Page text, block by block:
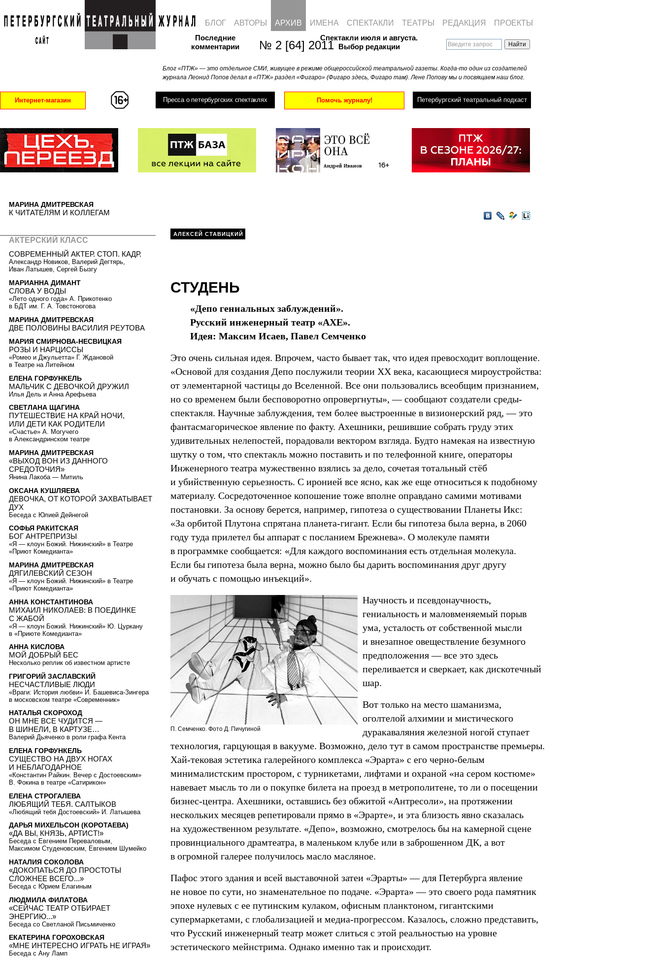
№ 2 [64] 2011
Последние
комментарии
Блог «ПТЖ» — это отдельное СМИ, живущее в режиме общероссийской театральной газеты. Когда-то один из создателей
журнала Леонид Попов делал в «ПТЖ» раздел «Фигаро» (Фигаро здесь, Фигаро там). Лене Попову мы и посвящаем наш блог.
Спектакли июля и августа.
Выбор редакции
Интернет-магазин Пресса о петербургских спектаклях Помочь журналу! Петербургский театральный подкаст
БЛОГ АВТОРЫ АРХИВ ИМЕНА СПЕКТАКЛИ ТЕАТРЫ РЕДАКЦИЯ ПРОЕКТЫ
VKontakte
LiveJournal
Мой
LiveInternet
АЛЕКСЕЙ СТАВИЦКИЙ
СТУДЕНЬ
«Депо гениальных заблуждений».
Русский инженерный театр «АХЕ».
Идея: Максим Исаев, Павел Семченко
Это очень сильная идея. Впрочем, часто бывает так, что идея превосходит воплощение.
«Основой для создания Депо послужили теории XX века, касающиеся мироустройства:
от элементарной частицы до Вселенной. Все они пользовались всеобщим признанием,
но со временем были бесповоротно опровергнуты», — сообщают создатели среды-
спектакля. Научные заблуждения, тем более выстроенные в визионерский ряд, — это
фантасмагорическое явление по факту. Ахешники, решившие собрать груду этих
удивительных нелепостей, порадовали вектором взгляда. Будто намекая на известную
шутку о том, что спектакль можно поставить и по телефонной книге, операторы
Инженерного театра мужественно взялись за дело, сочетая тотальный стёб
и убийственную серьезность. С иронией все ясно, как же еще относиться к подобному
материалу. Сосредоточенное копошение тоже вполне оправдано самими мотивами
постановки. За основу берется, например, гипотеза о существовании Планеты Икс:
«За орбитой Плутона спрятана планета-гигант. Если бы гипотеза была верна, в 2060
году туда прилетел бы аппарат c посланием Брежнева». О молекуле памяти
в программке сообщается: «Для каждого воспоминания есть отдельная молекула.
Если бы гипотеза была верна, можно было бы дарить воспоминания друг другу
и обучать c помощью инъекций».
П. Семченко. Фото Д. Пичугиной
Научность и псевдонаучность,
гениальность и маловменяемый порыв
ума, усталость от собственной мысли
и внезапное овеществление безумного
предположения — все это здесь
переливается и сверкает, как дискотечный
шар.
Вот только на место шаманизма,
оголтелой алхимии и мистического
дуракаваляния железной ногой ступает
технология, гарцующая в вакууме. Возможно, дело тут в самом пространстве премьеры.
Хай-тековая эстетика галерейного комплекса «Эрарта» c его черно-белым
минималистским простором, c турникетами, лифтами и охраной «на сером костюме»
навевает мысль то ли о покупке билета на проезд в метрополитене, то ли о посещении
бизнес-центра. Ахешники, оставшись без обжитой «Антресоли», на протяжении
нескольких месяцев репетировали прямо в «Эрарте», и эта близость явно сказалась
на художественном результате. «Депо», возможно, смотрелось бы на камерной сцене
провинциального драмтеатра, в маленьком клубе или в заброшенном ДК, а вот
в огромной галерее получилось масло масляное.
Пафос этого здания и всей выставочной затеи «Эрарты» — для Петербурга явление
не новое по сути, но знаменательное по подаче. «Эрарта» — это своего рода памятник
эпохе нулевых c ее путинским кулаком, офисным планктоном, гигантскими
супермаркетами, c глобализацией и медиа-прогрессом. Казалось, сложно представить,
что Русский инженерный театр может слиться c этой реальностью на уровне
эстетического мейнстрима. Однако именно так и происходит.
МАРИНА ДМИТРЕВСКАЯ
К ЧИТАТЕЛЯМ И КОЛЛЕГАМ
АКТЕРСКИЙ КЛАСС
СОВРЕМЕННЫЙ АКТЕР. СТОП. КАДР.
Александр Новиков, Валерий Дегтярь,
Иван Латышев, Сергей Бызгу
МАРИАННА ДИМАНТ
СЛОВА У ВОДЫ
«Лето одного года» А. Прикотенко
в БДТ им. Г. А. Товстоногова
МАРИНА ДМИТРЕВСКАЯ
ДВЕ ПОЛОВИНЫ ВАСИЛИЯ РЕУТОВА
МАРИЯ СМИРНОВА-НЕСВИЦКАЯ
РОЗЫ И НАРЦИССЫ
«Ромео и Джульетта» Г. Ждановой
в Театре на Литейном
ЕЛЕНА ГОРФУНКЕЛЬ
МАЛЬЧИК C ДЕВОЧКОЙ ДРУЖИЛ
Илья Дель и Анна Арефьева
СВЕТЛАНА ЩАГИНА
ПУТЕШЕСТВИЕ НА КРАЙ НОЧИ,
ИЛИ ДЕТИ КАК РОДИТЕЛИ
«Счастье» А. Могучего
в Александринском театре
МАРИНА ДМИТРЕВСКАЯ
«ВЫХОД ВОН ИЗ ДАННОГО
СРЕДОТОЧИЯ»
Янина Лакоба — Митиль
ОКСАНА КУШЛЯЕВА
ДЕВОЧКА, ОТ КОТОРОЙ ЗАХВАТЫВАЕТ
ДУХ
Беседа с Юлией Дейнегой
СОФЬЯ РАКИТСКАЯ
БОГ АНТРЕПРИЗЫ
«Я — клоун Божий. Нижинский» в Театре
«Приют Комедианта»
МАРИНА ДМИТРЕВСКАЯ
ДЯГИЛЕВСКИЙ СЕЗОН
«Я — клоун Божий. Нижинский» в Театре
«Приют Комедианта»
АННА КОНСТАНТИНОВА
МИХАИЛ НИКОЛАЕВ: В ПОЕДИНКЕ
C ЖАБОЙ
«Я — клоун Божий. Нижинский» Ю. Цуркану
в «Приюте Комедианта»
АННА КИСЛОВА
МОЙ ДОБРЫЙ БЕС
Несколько реплик об известном артисте
ГРИГОРИЙ ЗАСЛАВСКИЙ
НЕСЧАСТЛИВЫЕ ЛЮДИ
«Враги: История любви» И. Башевиса-Зингера
в московском театре «Современник»
НАТАЛЬЯ СКОРОХОД
ОН МНЕ ВСЕ ЧУДИТСЯ —
В ШИНЕЛИ, В КАРТУЗЕ…
Валерий Дьяченко в роли графа Кента
ЕЛЕНА ГОРФУНКЕЛЬ
СУЩЕСТВО НА ДВУХ НОГАХ
И НЕБЛАГОДАРНОЕ
«Константин Райкин. Вечер с Достоевским»
В. Фокина в театре «Сатирикон»
ЕЛЕНА СТРОГАЛЕВА
ЛЮБЯЩИЙ ТЕБЯ. САЛТЫКОВ
«Любящий тебя Достоевский» И. Латышева
ДАРЬЯ МИХЕЛЬСОН (КОРОТАЕВА)
«ДА ВЫ, КНЯЗЬ, АРТИСТ!»
Беседа с Евгением Переваловым,
Максимом Студеновским, Евгением Шумейко
НАТАЛИЯ СОКОЛОВА
«ДОКОПАТЬСЯ ДО ПРОСТОТЫ
СЛОЖНЕЕ ВСЕГО...»
Беседа с Юрием Елагиным
ЛЮДМИЛА ФИЛАТОВА
«СЕЙЧАС ТЕАТР ОТБИРАЕТ
ЭНЕРГИЮ...»
Беседа со Светланой Письмиченко
ЕКАТЕРИНА ГОРОХОВСКАЯ
«МНЕ ИНТЕРЕСНО ИГРАТЬ НЕ ИГРАЯ»
Беседа с Ану Ламп